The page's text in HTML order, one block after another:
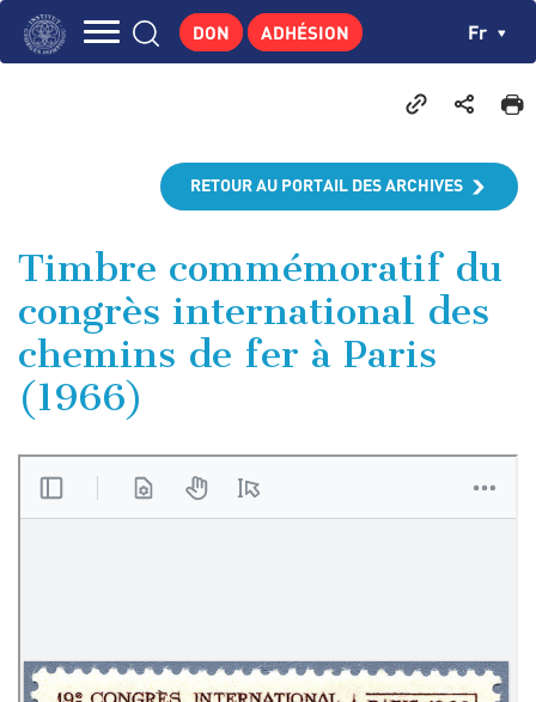
Aller
CENTRE DE RECHERCHES
PUBLICATIONS
ACTUALITÉS
ENSEIGNEMENT
DON ADHÉSION Fr
RETOUR AU PORTAIL DES ARCHIVES
Timbre commémoratif du
congrès international des
chemins de fer à Paris
(1966)
Panneau de gestion des cookies